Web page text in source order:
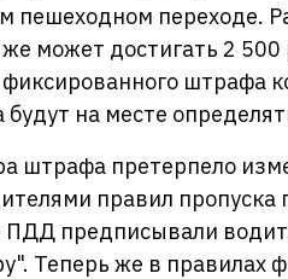
пешеходном переходе.
может достигать 2
штрафа
на месте
штрафа претерпело
правил
ПДД предписывали
Теперь же в правилах